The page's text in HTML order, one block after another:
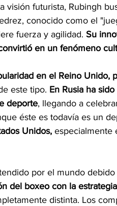
visión futurista, Rubingh
conocido como el
fuerza y agilidad. Su
en un fenómeno
en el Reino Unido,
este tipo. En Rusia ha
deporte, llegando a
éste es todavía es un
Unidos, especialmente
por el mundo
del boxeo con la
distinta. Los